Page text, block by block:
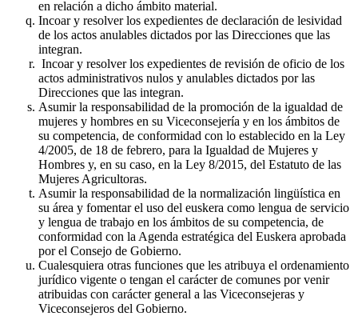
en relación a dicho ámbito material.
Incoar y resolver los expedientes de declaración de lesividad
de los actos anulables dictados por las Direcciones que las
integran.
Incoar y resolver los expedientes de revisión de oficio de los
actos administrativos nulos y anulables dictados por las
Direcciones que las integran.
Asumir la responsabilidad de la promoción de la igualdad de
mujeres y hombres en su Viceconsejería y en los ámbitos de
su competencia, de conformidad con lo establecido en la Ley
4/2005, de 18 de febrero, para la Igualdad de Mujeres y
Hombres y, en su caso, en la Ley 8/2015, del Estatuto de las
Mujeres Agricultoras.
Asumir la responsabilidad de la normalización lingüística en
su área y fomentar el uso del euskera como lengua de servicio
y lengua de trabajo en los ámbitos de su competencia, de
conformidad con la Agenda estratégica del Euskera aprobada
por el Consejo de Gobierno.
Cualesquiera otras funciones que les atribuya el ordenamiento
jurídico vigente o tengan el carácter de comunes por venir
atribuidas con carácter general a las Viceconsejeras y
Viceconsejeros del Gobierno.